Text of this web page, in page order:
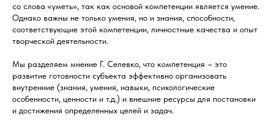
со слова «уметь», так как основой компетенции является умение.
Однако важны не только умения, но и знания, способности,
соответствующие этой компетенции, личностные качества и опыт
творческой деятельности.
Мы разделяем мнение Г. Селевко, что компетенция – это
развитие готовности субъекта эффективно организовать
внутренние (знания, умения, навыки, психологические
особенности, ценности и т.д.) и внешние ресурсы для постановки
и достижения определенных целей и задач.